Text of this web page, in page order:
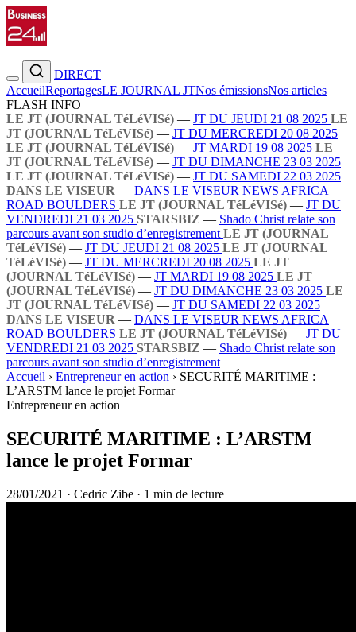
DIRECT
AccueilReportagesLE JOURNAL JTNos émissionsNos articles
FLASH INFO
LE JT (JOURNAL TéLéVISé) — JT DU JEUDI 21 08 2025 LE
JT (JOURNAL TéLéVISé) — JT DU MERCREDI 20 08 2025
LE JT (JOURNAL TéLéVISé) — JT MARDI 19 08 2025 LE
JT (JOURNAL TéLéVISé) — JT DU DIMANCHE 23 03 2025
LE JT (JOURNAL TéLéVISé) — JT DU SAMEDI 22 03 2025
DANS LE VISEUR — DANS LE VISEUR NEWS AFRICA
ROAD BOULDERS LE JT (JOURNAL TéLéVISé) — JT DU
VENDREDI 21 03 2025 STARSBIZ — Shado Christ relate son
parcours avant son studio d’enregistrement LE JT (JOURNAL
TéLéVISé) — JT DU JEUDI 21 08 2025 LE JT (JOURNAL
TéLéVISé) — JT DU MERCREDI 20 08 2025 LE JT
(JOURNAL TéLéVISé) — JT MARDI 19 08 2025 LE JT
(JOURNAL TéLéVISé) — JT DU DIMANCHE 23 03 2025 LE
JT (JOURNAL TéLéVISé) — JT DU SAMEDI 22 03 2025
DANS LE VISEUR — DANS LE VISEUR NEWS AFRICA
ROAD BOULDERS LE JT (JOURNAL TéLéVISé) — JT DU
VENDREDI 21 03 2025 STARSBIZ — Shado Christ relate son
parcours avant son studio d’enregistrement
Accueil › Entrepreneur en action › SECURITÉ MARITIME :
L’ARSTM lance le projet Formar
Entrepreneur en action
SECURITÉ MARITIME : L’ARSTM
lance le projet Formar
28/01/2021 · Cedric Zibe · 1 min de lecture